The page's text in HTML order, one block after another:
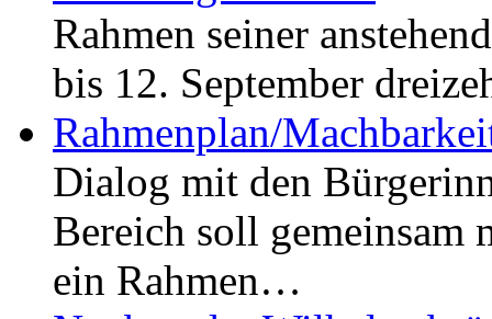
Rahmen seiner
bis 12. September
Rahmenplan/
Dialog mit den
Bereich soll gemeinsam
ein Rahmen…